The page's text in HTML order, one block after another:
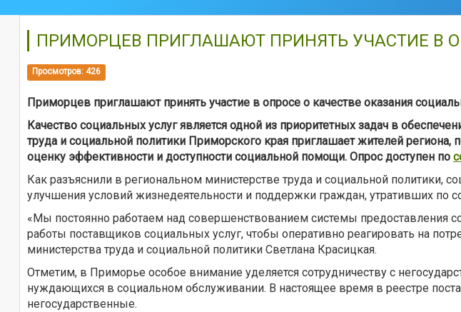
ПРИМОРЦЕВ ПРИГЛАШАЮТ ПРИНЯТЬ УЧАСТИЕ В
Просмотров: 426
Приморцев приглашают принять участие в опросе о качестве оказания
Качество социальных услуг является одной из приоритетных задач в
труда и социальной политики Приморского края приглашает жителей
оценку эффективности и доступности социальной помощи. Опрос доступен по
Как разъяснили в региональном министерстве труда и социальной
улучшения условий жизнедеятельности и поддержки граждан, утративших по
«Мы постоянно работаем над совершенствованием системы предоставления
работы поставщиков социальных услуг, чтобы оперативно реагировать на
министерства труда и социальной политики Светлана Красицкая.
Отметим, в Приморье особое внимание уделяется сотрудничеству с
нуждающихся в социальном обслуживании. В настоящее время в реестре
негосударственные.